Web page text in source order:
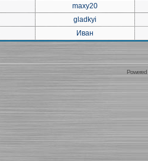
maxy20
gladkyi
Иван